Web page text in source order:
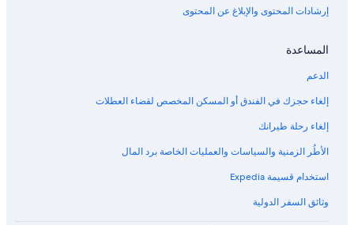
إرشادات المحتوى والإبلاغ عن المحتوى
المساعدة
الدعم
إلغاء حجزك في الفندق أو المسكن المخصص لقضاء العطلات
إلغاء رحلة طيرانك
الأطُر الزمنية والسياسات والعمليات الخاصة برد المال
استخدام قسيمة Expedia
وثائق السفر الدولية